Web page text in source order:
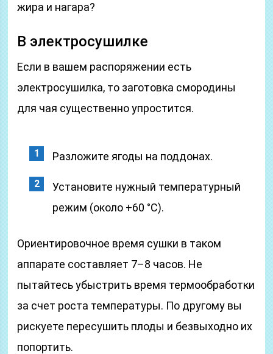
жира и нагара?
В электросушилке
Если в вашем распоряжении есть
электросушилка, то заготовка смородины
для чая существенно упростится.
Разложите ягоды на поддонах.
Установите нужный температурный
режим (около +60 °С).
Ориентировочное время сушки в таком
аппарате составляет 7–8 часов. Не
пытайтесь убыстрить время термообработки
за счет роста температуры. По другому вы
рискуете пересушить плоды и безвыходно их
попортить.